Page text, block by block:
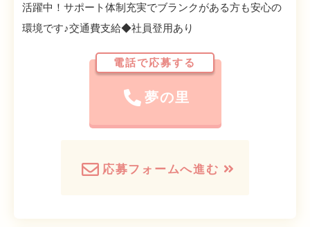
活躍中！サポート体制充実でブランクがある方も安心の
環境です♪交通費支給◆社員登用あり
電話で応募する
夢の里
応募フォームへ進む